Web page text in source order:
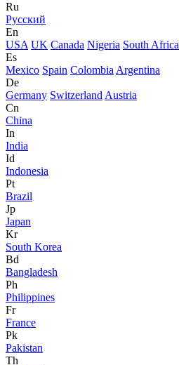
Ru
Русский
En
USA UK Canada Nigeria South Africa
Es
Mexico Spain Colombia Argentina
De
Germany Switzerland Austria
Cn
China
In
India
Id
Indonesia
Pt
Brazil
Jp
Japan
Kr
South Korea
Bd
Bangladesh
Ph
Philippines
Fr
France
Pk
Pakistan
Th